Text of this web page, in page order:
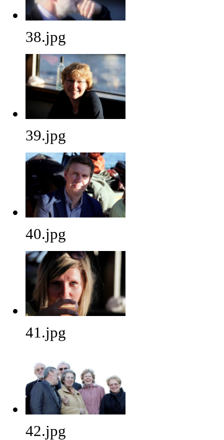
38.jpg
39.jpg
40.jpg
41.jpg
42.jpg